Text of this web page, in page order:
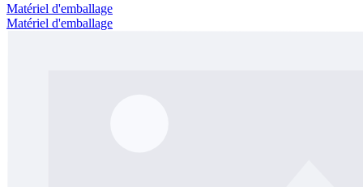
Matériel d'emballage
Matériel d'emballage